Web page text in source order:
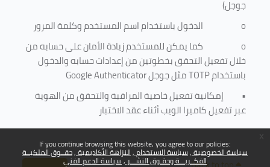
If you continue browsing this website, you agree to our policies:
سياسة الخصوصية سياسة الاستخدام النزاهة الأكاديمية حقــوق الملكيــة
الفكــريـــة وحقـوق النشـــر سياسة الدعم الفني
جوجل)
o
الدخول باستخدام اسم المستخدم وكلمة المرور
o
كما يمكن للمستخدم زيادة الأمان على حسابه من
خلال تفعيل التحقق بخطوتين من إعدادات حسابه والدخول
باستخدامTOTPمثل جوجلGoogle Authenticator
• إمكانية تفعيل خاصية المراقبة والتحقق من الهوية
عبر تفعيل كاميرا الويب أثناء عقد الاختبار